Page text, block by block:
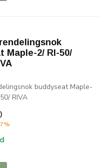
Maple-2/ Rl-50/
buddyseat Maple-
RIVA